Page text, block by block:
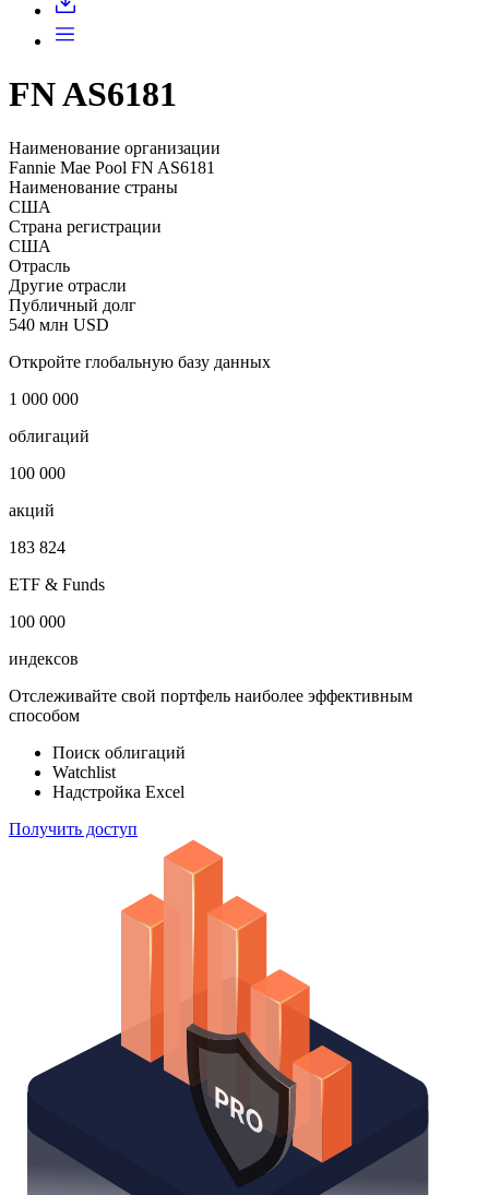
FN AS6181
Наименование организации
Fannie Mae Pool FN AS6181
Наименование страны
США
Страна регистрации
США
Отрасль
Другие отрасли
Публичный долг
540 млн USD
Откройте глобальную базу данных
1 000 000
облигаций
100 000
акций
183 824
ETF & Funds
100 000
индексов
Отслеживайте свой портфель наиболее эффективным
способом
Поиск облигаций
Watchlist
Надстройка Excel
Получить доступ